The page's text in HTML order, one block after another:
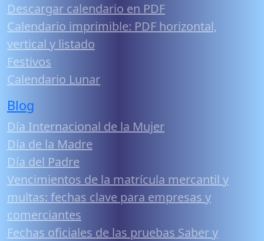
Descargar calendario en PDF
Calendario imprimible: PDF horizontal,
vertical y listado
Festivos
Calendario Lunar
Blog
Día Internacional de la Mujer
Día de la Madre
Día del Padre
Vencimientos de la matrícula mercantil y
multas: fechas clave para empresas y
comerciantes
Fechas oficiales de las pruebas Saber y